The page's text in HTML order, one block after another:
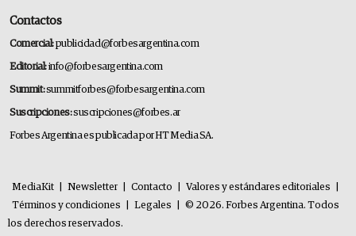
Contactos
Comercial:publicidad@forbesargentina.com
Editorial:info@forbesargentina.com
Summit:summitforbes@forbesargentina.com
Suscripciones:suscripciones@forbes.ar
Forbes Argentina es publicada por HT Media SA.
MediaKit Newsletter Contacto Valores y estándares editoriales
Términos y condiciones
Legales
© 2026. Forbes Argentina. Todos
los derechos reservados.